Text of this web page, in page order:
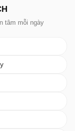
tâm mỗi ngày